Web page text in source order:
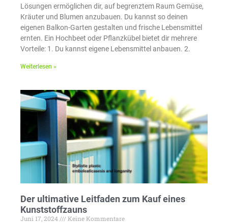
Lösungen ermöglichen dir, auf begrenztem Raum Gemüse,
Kräuter und Blumen anzubauen. Du kannst so deinen
eigenen Balkon-Garten gestalten und frische Lebensmittel
ernten. Ein Hochbeet oder Pflanzkübel bietet dir mehrere
Vorteile: 1. Du kannst eigene Lebensmittel anbauen. 2.
Weiterlesen »
Der ultimative Leitfaden zum Kauf eines
Kunststoffzauns
Juni 17, 2024
Keine Kommentare